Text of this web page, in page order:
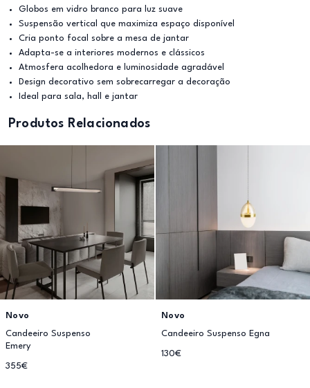
Globos em vidro branco para luz suave
Suspensão vertical que maximiza espaço disponível
Cria ponto focal sobre a mesa de jantar
Adapta-se a interiores modernos e clássicos
Atmosfera acolhedora e luminosidade agradável
Design decorativo sem sobrecarregar a decoração
Ideal para sala, hall e jantar
Produtos Relacionados
Novo
Candeeiro Suspenso
Emery
355€
Novo
Candeeiro Suspenso Egna
130€